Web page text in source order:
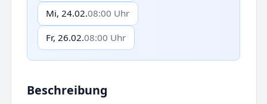
Mi, 24.02.08:00 Uhr
Fr, 26.02.08:00 Uhr
Beschreibung